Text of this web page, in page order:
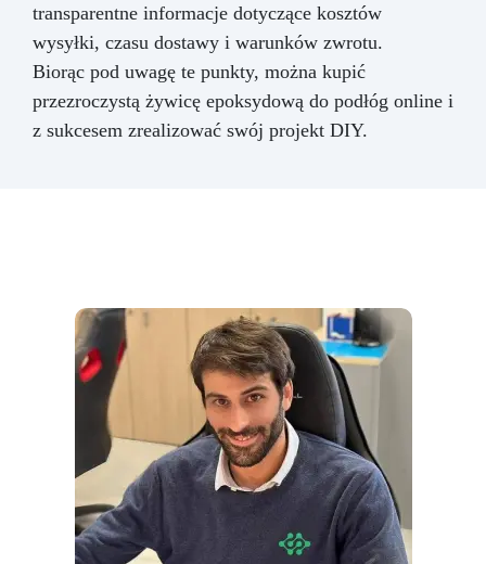
transparentne informacje dotyczące kosztów
wysyłki, czasu dostawy i warunków zwrotu.
Biorąc pod uwagę te punkty, można kupić
przezroczystą żywicę epoksydową do podłóg online i
z sukcesem zrealizować swój projekt DIY.